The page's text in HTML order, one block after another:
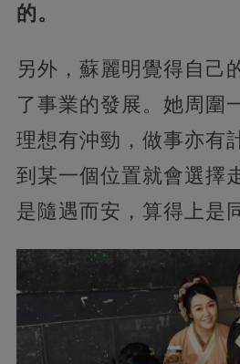
的。
另外，蘇麗明覺得自己
了事業的發展。她周圍
理想有沖勁，做事亦有
到某一個位置就會選擇
是隨遇而安，算得上是